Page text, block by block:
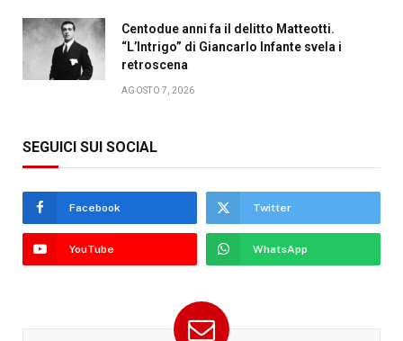
Centodue anni fa il delitto Matteotti.
“L’Intrigo” di Giancarlo Infante svela i
retroscena
AGOSTO 7, 2026
SEGUICI SUI SOCIAL
Facebook Twitter
YouTube WhatsApp